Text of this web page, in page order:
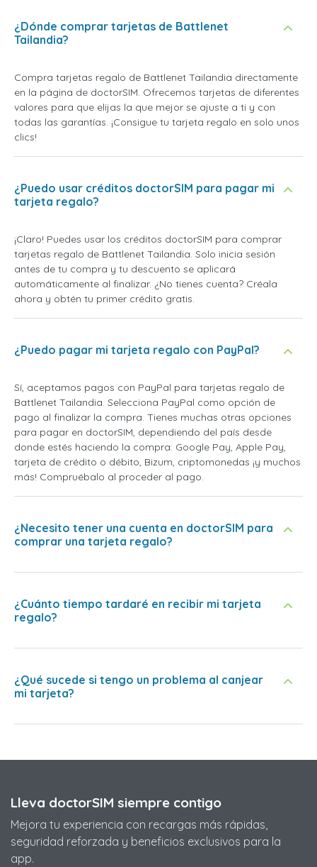
¿Dónde comprar tarjetas de Battlenet
Tailandia?
Compra tarjetas regalo de Battlenet Tailandia directamente
en la página de doctorSIM. Ofrecemos tarjetas de diferentes
valores para que elijas la que mejor se ajuste a ti y con
todas las garantías. ¡Consigue tu tarjeta regalo en solo unos
clics!
¿Puedo usar créditos doctorSIM para pagar mi
tarjeta regalo?
¡Claro! Puedes usar los créditos doctorSIM para comprar
tarjetas regalo de Battlenet Tailandia. Solo inicia sesión
antes de tu compra y tu descuento se aplicará
automáticamente al finalizar. ¿No tienes cuenta? Créala
ahora y obtén tu primer crédito gratis.
¿Puedo pagar mi tarjeta regalo con PayPal?
Sí, aceptamos pagos con PayPal para tarjetas regalo de
Battlenet Tailandia. Selecciona PayPal como opción de
pago al finalizar la compra. Tienes muchas otras opciones
para pagar en doctorSIM, dependiendo del país desde
donde estés haciendo la compra: Google Pay, Apple Pay,
tarjeta de crédito o débito, Bizum, criptomonedas ¡y muchos
más! Compruébalo al proceder al pago.
¿Necesito tener una cuenta en doctorSIM para
comprar una tarjeta regalo?
¿Cuánto tiempo tardaré en recibir mi tarjeta
regalo?
¿Qué sucede si tengo un problema al canjear
mi tarjeta?
Lleva doctorSIM siempre contigo
Mejora tu experiencia con recargas más rápidas,
seguridad reforzada y beneficios exclusivos para la
app.